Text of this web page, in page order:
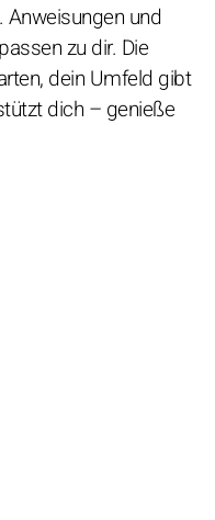
und
zu dir. Die
dein Umfeld gibt
dich – genieße